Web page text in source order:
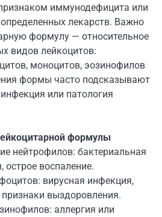
иммунодефицита или
лекарств. Важно
формулу — относительное
видов лейкоцитов:
моноцитов, эозинофилов
формы часто подсказывают
или патология
формулы
нейтрофилов: бактериальная
острое воспаление.
вирусная инфекция,
выздоровления.
аллергия или